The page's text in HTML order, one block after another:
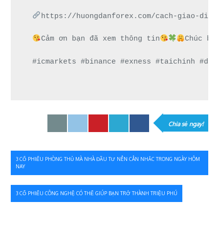
https://huongdanforex.com/cach-giao-
Cảm ơn bạn đã xem thông tin Chúc
#icmarkets #binance #exness #taichinh
Chia sẻ ngay!
Điều
hướng
bài
3 CỔ PHIẾU PHÒNG THỦ MÀ NHÀ ĐẦU TƯ NÊN CÂN NHẮC TRONG NGÀY HÔM
NAY
3 CỔ PHIẾU CÔNG NGHỆ CÓ THỂ GIÚP BẠN TRỞ THÀNH TRIỆU PHÚ